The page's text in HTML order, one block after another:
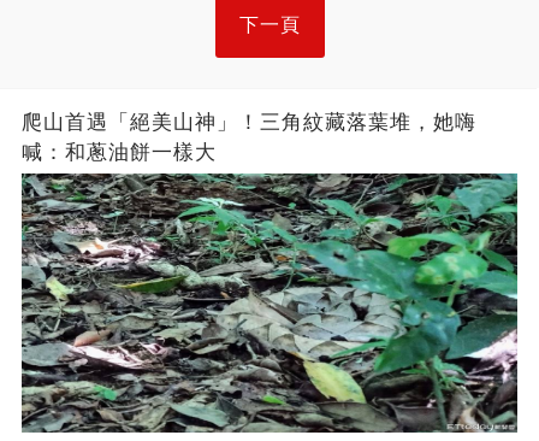
下一頁
爬山首遇「絕美山神」！三角紋藏落葉堆，她嗨
喊：和蔥油餅一樣大